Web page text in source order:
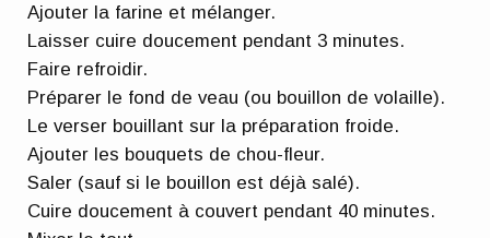
Ajouter la farine et mélanger.
Laisser cuire doucement pendant 3 minutes.
Faire refroidir.
Préparer le fond de veau (ou bouillon de volaille).
Le verser bouillant sur la préparation froide.
Ajouter les bouquets de chou-fleur.
Saler (sauf si le bouillon est déjà salé).
Cuire doucement à couvert pendant 40 minutes.